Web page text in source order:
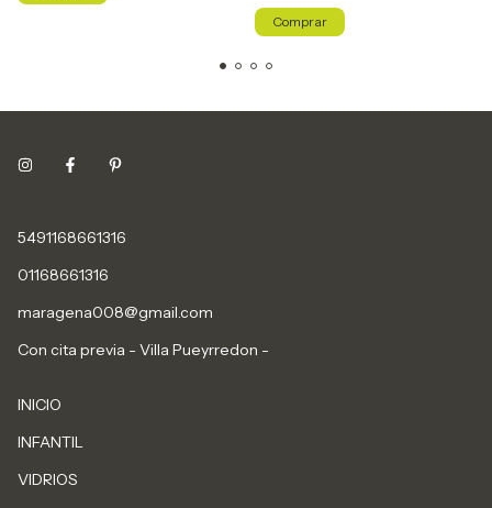
Comprar
5491168661316
01168661316
maragena008@gmail.com
Con cita previa - Villa Pueyrredon -
INICIO
INFANTIL
VIDRIOS